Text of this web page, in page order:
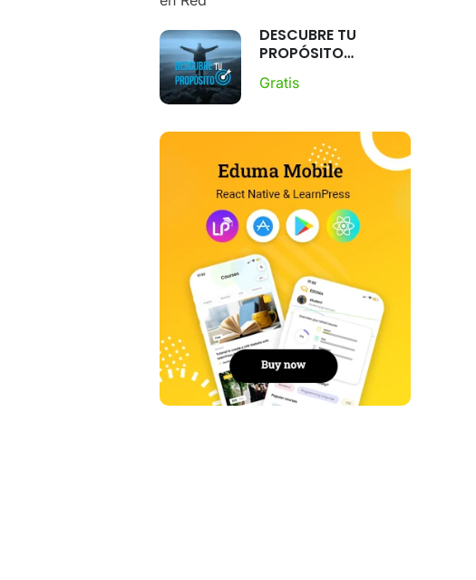
DESCUBRE TU
PROPÓSITO
Gratis